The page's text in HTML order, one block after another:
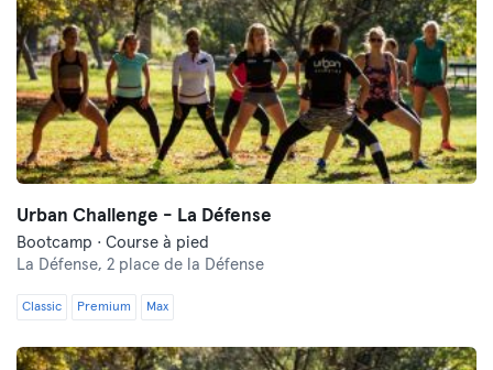
Urban Challenge - La Défense
Bootcamp · Course à pied
La Défense, 2 place de la Défense
Classic Premium Max